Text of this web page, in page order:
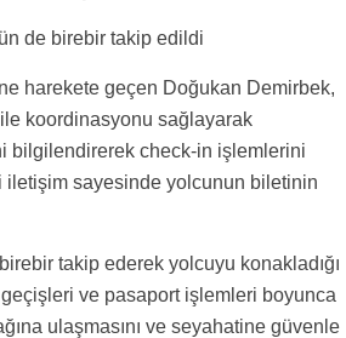
de birebir takip edildi
harekete geçen Doğukan Demirbek,
koordinasyonu sağlayarak
bilgilendirerek check-in işlemlerini
iletişim sayesinde yolcunun biletinin
takip ederek yolcuyu konakladığı
ve pasaport işlemleri boyunca
ulaşmasını ve seyahatine güvenle